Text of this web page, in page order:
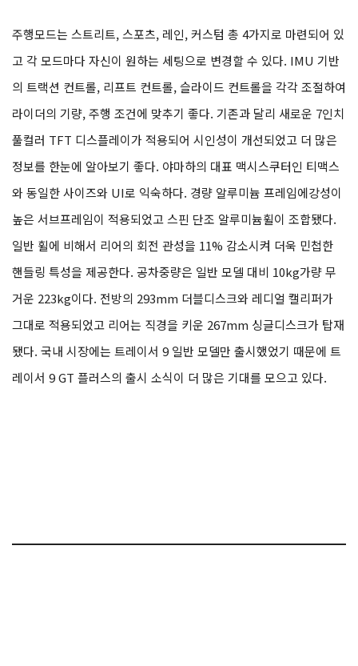
주행모드는 스트리트, 스포츠, 레인, 커스텀 총 4가지로 마련되어 있
고 각 모드마다 자신이 원하는 세팅으로 변경할 수 있다. IMU 기반
의 트랙션 컨트롤, 리프트 컨트롤, 슬라이드 컨트롤을 각각 조절하여
라이더의 기량, 주행 조건에 맞추기 좋다. 기존과 달리 새로운 7인치
풀컬러 TFT 디스플레이가 적용되어 시인성이 개선되었고 더 많은
정보를 한눈에 알아보기 좋다. 야마하의 대표 맥시스쿠터인 티맥스
와 동일한 사이즈와 UI로 익숙하다. 경량 알루미늄 프레임에강성이
높은 서브프레임이 적용되었고 스핀 단조 알루미늄휠이 조합됐다.
일반 휠에 비해서 리어의 회전 관성을 11% 감소시켜 더욱 민첩한
핸들링 특성을 제공한다. 공차중량은 일반 모델 대비 10kg가량 무
거운 223kg이다. 전방의 293mm 더블디스크와 레디얼 캘리퍼가
그대로 적용되었고 리어는 직경을 키운 267mm 싱글디스크가 탑재
됐다. 국내 시장에는 트레이서 9 일반 모델만 출시했었기 때문에 트
레이서 9 GT 플러스의 출시 소식이 더 많은 기대를 모으고 있다.